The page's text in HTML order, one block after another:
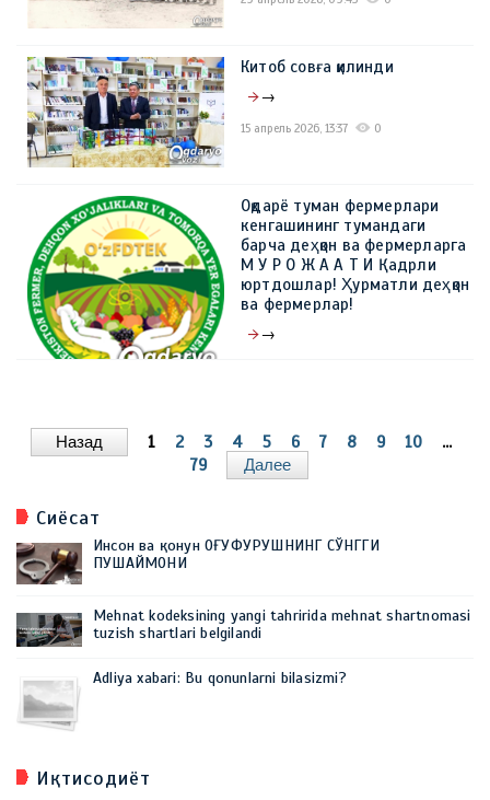
Китоб совға қилинди
→
15 апрель 2026, 13:37 0
Оқдарё туман фермерлари
кенгашининг тумандаги
барча деҳқон ва фермерларга
М У Р О Ж А А Т И Қадрли
юртдошлар! Ҳурматли деҳқон
ва фермерлар!
→
Назад 1 2 3 4 5 6 7 8 9 10
...
79
Далее
Сиёсат
Инсон ва қонун ОҒУФУРУШНИНГ СЎНГГИ
ПУШАЙМОНИ
Mehnat kodeksining yangi tahririda mehnat shartnomasi
tuzish shartlari belgilandi
Adliya xabari: Bu qonunlarni bilasizmi?
Иқтисодиёт